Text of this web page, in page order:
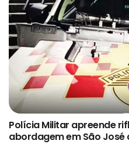
Polícia Militar apreende
abordagem em São José